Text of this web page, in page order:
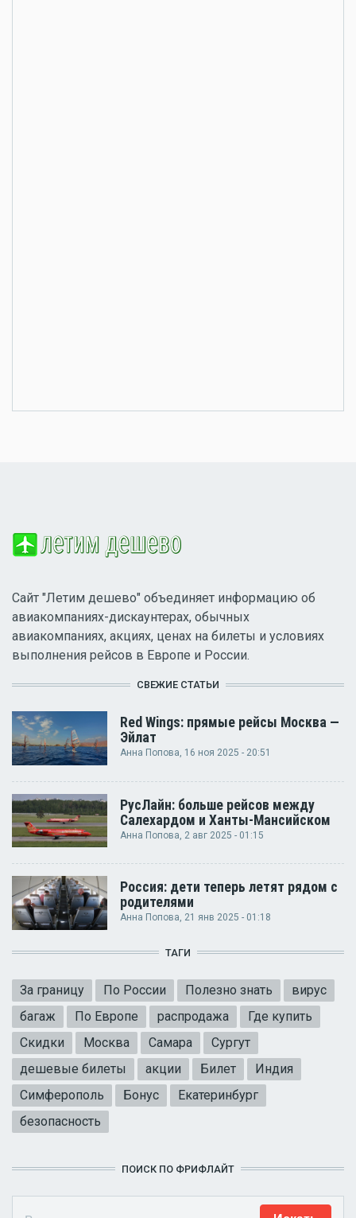
Сайт "Летим дешево" объединяет информацию об
авиакомпаниях-дискаунтерах, обычных
авиакомпаниях, акциях, ценах на билеты и условиях
выполнения рейсов в Европе и России.
СВЕЖИЕ СТАТЬИ
Red Wings: прямые рейсы Москва —
Эйлат
Анна Попова, 16 ноя 2025 - 20:51
РусЛайн: больше рейсов между
Салехардом и Ханты-Мансийском
Анна Попова , 2 авг 2025 - 01:15
Россия: дети теперь летят рядом с
родителями
Анна Попова, 21 янв 2025 - 01:18
ТАГИ
За границу По России Полезно знать
вирус
багаж
По Европе распродажа
Где купить
Скидки
Москва Самара
Сургут
дешевые билеты
акции Билет
Индия
Симферополь
Бонус
Екатеринбург
безопасность
ПОИСК ПО ФРИФЛАЙТ